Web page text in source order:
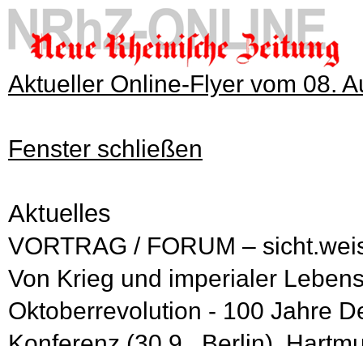
Aktueller Online-Flyer vom 08.
Fenster schließen
Aktuelles
VORTRAG / FORUM –
Von Krieg und imperialer
Oktoberrevolution - 100 Jahre